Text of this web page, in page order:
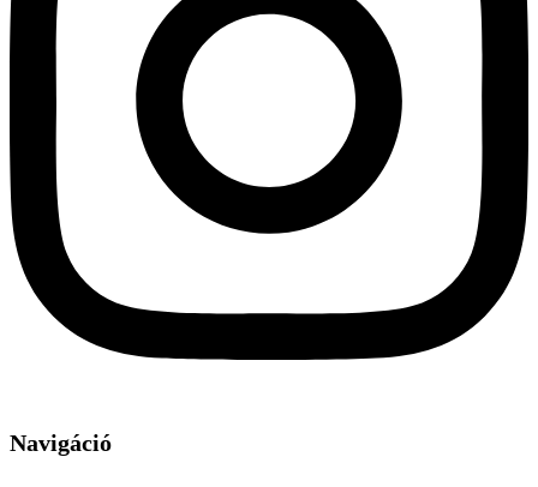
Navigáció